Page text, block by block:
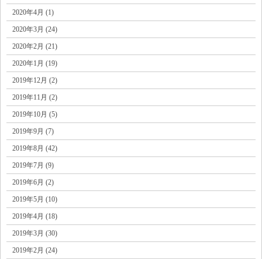
2020年4月 (1)
2020年3月 (24)
2020年2月 (21)
2020年1月 (19)
2019年12月 (2)
2019年11月 (2)
2019年10月 (5)
2019年9月 (7)
2019年8月 (42)
2019年7月 (9)
2019年6月 (2)
2019年5月 (10)
2019年4月 (18)
2019年3月 (30)
2019年2月 (24)